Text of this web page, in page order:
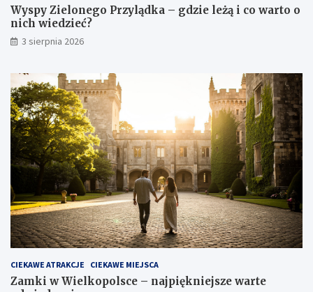
Wyspy Zielonego Przylądka – gdzie leżą i co warto o
nich wiedzieć?
3 sierpnia 2026
CIEKAWE ATRAKCJE CIEKAWE MIEJSCA
Zamki w Wielkopolsce – najpiękniejsze warte